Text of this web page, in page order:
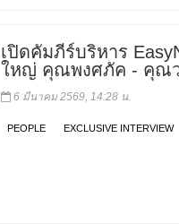
เปิดคัมภีร์บริหาร
ใหญ่ คุณพงศภัค - คุณ
6 มีนาคม 2569, 14:28 น.
PEOPLE EXCLUSIVE INTERVIEW